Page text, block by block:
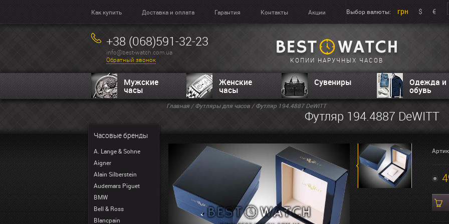
Как купить Доставка и оплата Гарантия Контакты Акции Выбор валюты: грн $ €
+38 (068)591-32-23
info@best-watch.com.ua
Обратный звонок
КОПИИ НАРУЧНЫХ ЧАСОВ
Мужские
часы
Женские
часы
Сувениры Одежда и
обувь
Часовые бренды
A. Lange & Sohne
Aigner
Alain Silberstein
Audemars Piguet
BMW
Bell & Ross
Blancpain
Главная/Футляры для часов / Футляр 194.4887 DeWITT
Футляр 194.4887 DeWITT